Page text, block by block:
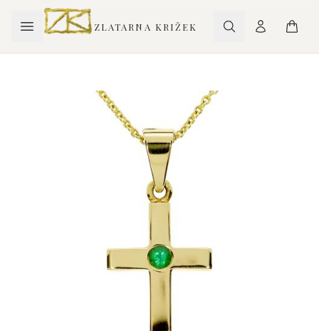
ZLATARNA KRIŽEK